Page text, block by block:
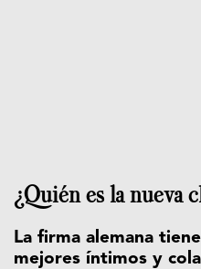
¿Quién es la nueva
La firma alemana
mejores íntimos y